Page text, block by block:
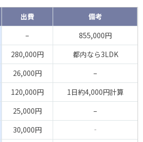
出費
備考
–
855,000円
280,000円
都内なら3LDK
26,000円
–
120,000円
1日約4,000円計算
25,000円
–
30,000円
‐